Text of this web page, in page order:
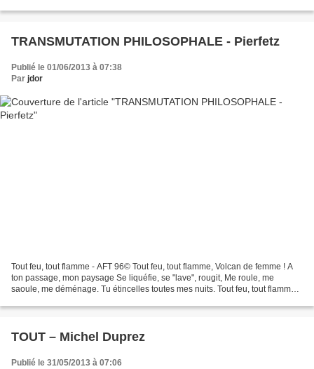
TRANSMUTATION PHILOSOPHALE - Pierfetz
Publié le 01/06/2013 à 07:38
Par jdor
Tout feu, tout flamme - AFT 96© Tout feu, tout flamme, Volcan de femme ! A
ton passage, mon paysage Se liquéfie, se "lave", rougit, Me roule, me
saoule, me déménage. Tu étincelles toutes mes nuits. Tout feu, tout flamme,
TOUT – Michel Duprez
Publié le 31/05/2013 à 07:06